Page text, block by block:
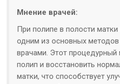
Мнение врачей:
При полипе в полости
одним из основных
врачами. Этот процедурный
полип и восстановить
матки, что способствует